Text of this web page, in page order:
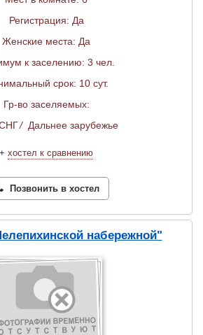
Регистрация: Да
Женские места: Да
к заселению: 3 чел.
срок: 10 сут.
Гр-во заселяемых:
/ Дальнее зарубежье
+ хостел к сравнению
Позвонить в хостел
набережной"